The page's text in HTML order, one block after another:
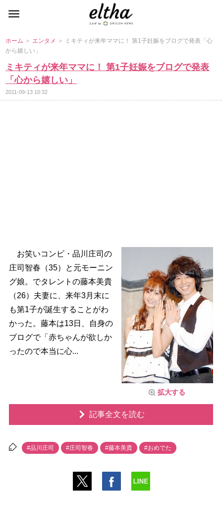
ホーム ＞ エンタメ ＞ ミキティが来年ママに！ 第1子妊娠をブログで発表「心
から嬉しい」
ミキティが来年ママに！ 第1子妊娠をブログで発表
「心から嬉しい」
2011-09-13 10:32
拡大する
お笑いコンビ・品川庄司の
庄司智春（35）と元モーニン
グ娘。でタレントの藤本美貴
（26）夫妻に、来年3月末に
も第1子が誕生することがわ
かった。藤本は13日、自身の
ブログで「赤ちゃんが欲しか
ったので本当に心...
記事全文を読む
#品川庄司 #庄司智春 #藤本美貴 #おめでた